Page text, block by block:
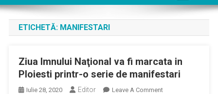
ETICHETĂ: MANIFESTARI
Ziua Imnului Naţional va fi marcata in
Ploiesti printr-o serie de manifestari
Iulie 28, 2020 Editor Leave A CommentOn